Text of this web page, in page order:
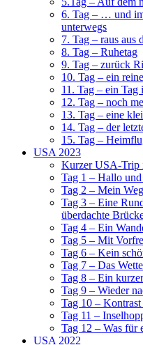
6. Tag – … und
unterwegs
7. Tag – raus aus
8. Tag – Ruhetag
9. Tag – zurück
10. Tag – ein
11. Tag – ein
12. Tag – noch
13. Tag – eine
14. Tag – der
15. Tag –
USA 2023
Kurzer USA-Trip
Tag 1 – Hallo
Tag 2 – Mein
Tag 3 – Eine
überdachte
Tag 4 – Ein
Tag 5 – Mit
Tag 6 – Kein
Tag 7 – Das
Tag 8 – Ein
Tag 9 – Wieder
Tag 10 –
Tag 11 –
Tag 12 – Was für
USA 2022